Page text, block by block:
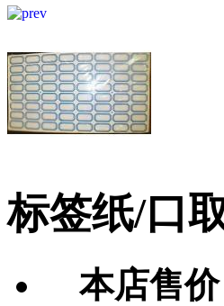
标签纸/口
本店售价